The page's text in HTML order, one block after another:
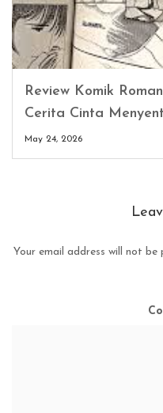
Review Komik
Cerita Cinta
May 24, 2026
Your email address will not be